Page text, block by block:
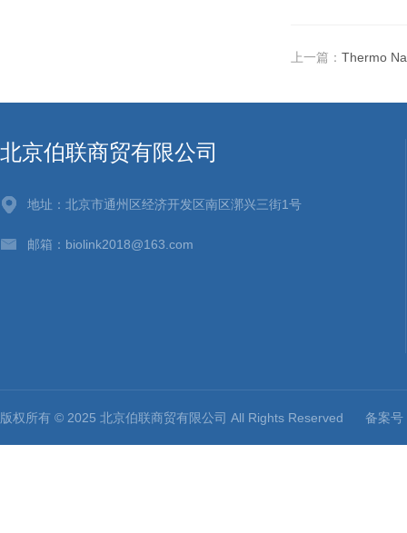
上一篇： Thermo
北京伯联商贸有限公司
地址：北京市通州区经济开发区南区漷兴三街1号
邮箱：biolink2018@163.com
版权所有 © 2025 北京伯联商贸有限公司 All Rights Reserved 备案号